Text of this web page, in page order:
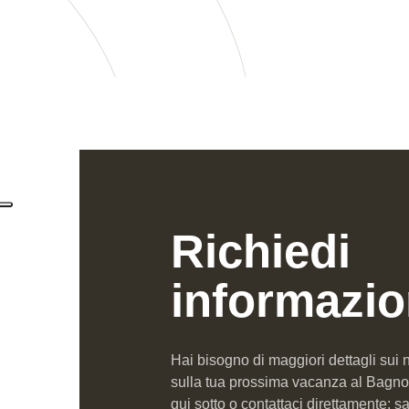
Richiedi
Hai bisogno di maggiori dettagli sui
sulla tua prossima vacanza al
qui sotto o contattaci direttamente: